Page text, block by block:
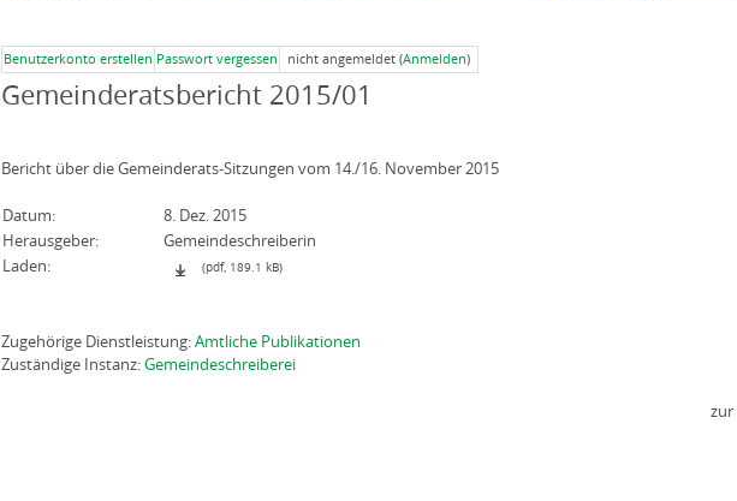
Benutzerkonto erstellen Passwort vergessen nicht angemeldet (Anmelden)
Gemeinderatsbericht 2015/01
Bericht über die Gemeinderats-Sitzungen vom 14./16. November 2015
Datum:
8. Dez. 2015
Herausgeber:
Gemeindeschreiberin
Laden:
(pdf, 189.1 kB)
Zugehörige Dienstleistung: Amtliche Publikationen
Zuständige Instanz: Gemeindeschreiberei
zur